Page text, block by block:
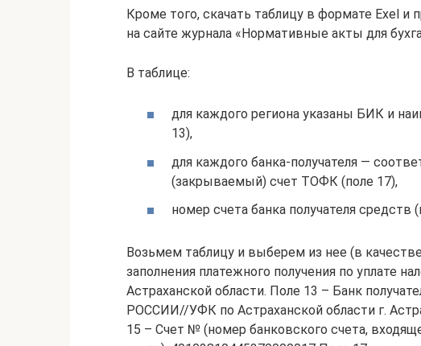
Кроме того, скачать таблицу в формате Exel
на сайте журнала «Нормативные акты для
В таблице:
для каждого региона указаны БИК и
13),
для каждого банка-получателя —
(закрываемый) счет ТОФК (поле 17),
номер счета банка получателя средств
Возьмем таблицу и выберем из нее (в
заполнения платежного получения по уплате
Астраханской области. Поле 13 – Банк
РОССИИ//УФК по Астраханской области г.
15 – Счет № (номер банковского счета,